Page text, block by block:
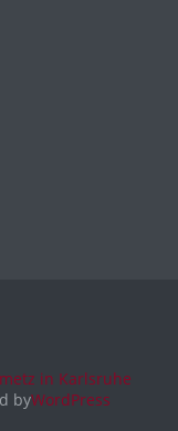
in Karlsruhe
byWordPress